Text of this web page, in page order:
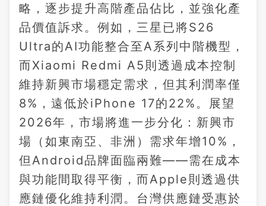
略，逐步提升高階產品佔比，並強化產
品價值訴求。例如，三星已將S26
Ultra的AI功能整合至A系列中階機型，
而Xiaomi Redmi A5則透過成本控制
維持新興市場穩定需求，但其利潤率僅
8%，遠低於iPhone 17的22%。展望
2026年，市場將進一步分化：新興市
場（如東南亞、非洲）需求年增10%，
但Android品牌面臨兩難——需在成本
與功能間取得平衡，而Apple則透過供
應鏈優化維持利潤。台灣供應鏈受惠於